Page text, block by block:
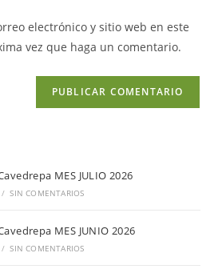
electrónico y sitio web en este
vez que haga un comentario.
MES JULIO 2026
/ SIN COMENTARIOS
MES JUNIO 2026
/ SIN COMENTARIOS